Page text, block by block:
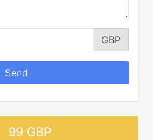
GBP
Send
99 GBP